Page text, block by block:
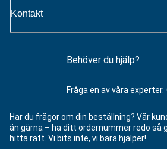
Kontakt
Behöver du hjälp?
Fråga en av våra experter.
Har du frågor om din beställning? Vår
än gärna – ha ditt ordernummer redo så
hitta rätt. Vi bits inte, vi bara hjälper!